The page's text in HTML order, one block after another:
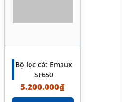
Bộ lọc cát Emaux
SF650
5.200.000₫